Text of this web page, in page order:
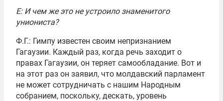
Е: И чем же это не устроило знаменитого
униониста?
Ф.Г.: Гимпу известен своим непризнанием
Гагаузии. Каждый раз, когда речь заходит о
правах Гагаузии, он теряет самообладание. Вот и
на этот раз он заявил, что молдавский парламент
не может сотрудничать с нашим Народным
собранием, поскольку, дескать, уровень